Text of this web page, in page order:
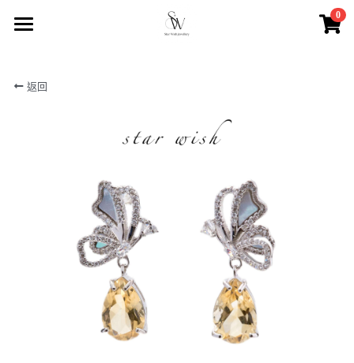
0
商店
聯絡我們
搜索
返回
×
商品分類
所有商品分類